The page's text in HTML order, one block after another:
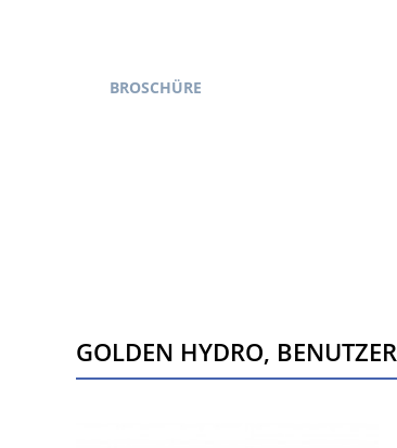
BROSCHÜRE
GOLDEN HYDRO,